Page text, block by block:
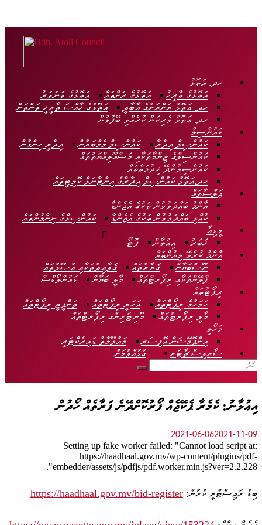
Hdh.
Council
Official
ހދ. އަތޮޅު
އަތޮޅުގެ ތާރީޚު
އަތޮޅުގެ ރަށްތައް
އަތޮޅުގެ ވަނަވަރު
ހދ. އަތޮޅު ރަށްރަށުގެ އާބާދީ
އަތޮޅުގެ ޚާއްޞަ ތާރީޚީ ތަންތަން
ހދ. އަތޮޅު ވެރިކަން ކުރެއްވި ބޭފުޅުން
ކައުންސިލް
ކައުންސިލް އިދާރާ
ކައުންސިލް މެމްބަރުން
އިދާރީ ހިންގުން
ކައުންސިލްގެ ޒިންމާތަކާއި މަސްއޫލިއްޔަތުތައް
ކައުންސިލުންދޭ ޚިދުމަތްތައް
ހދ.އަތޮޅު ކައުންސިލް އިދާރާގެ އިންޓާނަލް ކޮމިޓީތައް
ޖަލްސާތައް
އާންމު ބައްދަލުވުން ތަކުގެ އެޖެންޑާ
ކުއްލި ބައްދަލުވުން ތަކުގެ އެޖެންޑާ
ކައުންސިލްގެ ނިންމުންތައް
މީޑިއާ
ޚަބަރު
އިޢުލާން
ފޮޓޯ
އާންމު ކުރެވޭ ލިޔުންތައް
ނޫސްބަޔާން
ޤަރާރުތައް
ޤަވާޢިދުތަކާއި އުޞޫލުތައް
ޕްލޭންތަކާއި ރިޕޯރޓްތައް
މާލީ ބަޔާން
ޑައުންލޯޑްސް
ރިޕޯޓުތައް
ހަމަހުގެ ރިޕޯޓްތައް
އަހަރީ ރިޕޯޓްތައް
ތަންފީޒީ ރިޕޯޓްތައް
މާލީ ރިޕޯރޓުތައް
މޮނިޓަރިންގ ރިޕޯޜޓްތައް
މަހޯލި
އިންފޮމޭޝަން އޮފިސަރ
މަޢުލޫމާތު ޑައިރެކްޓަރީ
ސާރވިސް ޗާޓަރ
ގުޅުއްވުމަށް
އިޢުލާނު: ކެމެރާ ޕެކޭޖެއް ފޯރުކޮށްދޭނެ ފަރާތެއް ހޯދުން
2021-06-062021-11-09
Setting up fake worker failed: "Cannot load script at:
https://haadhaal.gov.mv/wp-content/plugins/pdf-
embedder/assets/js/pdfjs/pdf.worker.min.js?ver=2.2.228".
ބިޑު ރަޖިސްޓްރީ ކުރުން: https://haadhaal.gov.mv/bid-register